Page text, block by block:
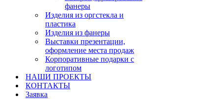
фанеры
Изделия из оргстекла и
пластика
Изделия из фанеры
Выставки презентации,
оформление места продаж
Корпоративные подарки с
логотипом
НАШИ ПРОЕКТЫ
КОНТАКТЫ
Заявка